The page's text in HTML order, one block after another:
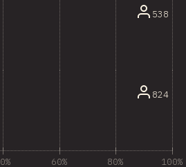
538
824
60% 80% 100%